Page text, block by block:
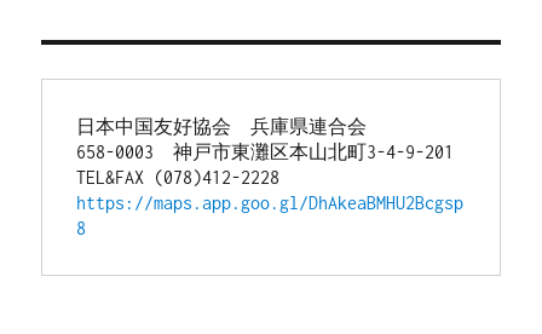
日本中国友好協会　兵庫県連合会
658-0003　神戸市東灘区本山北町3-4-9-201
TEL&FAX (078)412-2228
https://maps.app.goo.gl/DhAkeaBMHU2Bcgsp
8